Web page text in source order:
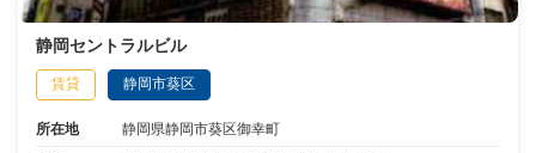
静岡セントラルビル
賃貸 静岡市葵区
所在地 静岡県静岡市葵区御幸町